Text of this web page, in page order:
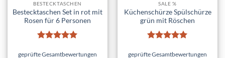
BESTECKTASCHEN
Bestecktaschen Set in rot mit
Rosen für 6 Personen
mit5von
geprüfte Gesamtbewertungen
SALE %
Küchenschürze Spülschürze
grün mit Röschen
mit5von
geprüfte Gesamtbewertungen